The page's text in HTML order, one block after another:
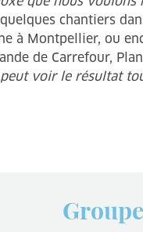
chantiers
à Montpellier, ou
de Carrefour,
peut voir le résultat